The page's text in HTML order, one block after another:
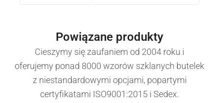
Powiązane produkty
Cieszymy się zaufaniem od 2004 roku i
oferujemy ponad 8000 wzorów szklanych butelek
z niestandardowymi opcjami, popartymi
certyfikatami ISO9001:2015 i Sedex.